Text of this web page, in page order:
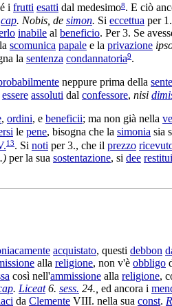
i frutti esatti dal medesimo8. E ciò
cap. Nobis, de simon. Si eccettua per
inabile al beneficio. Per 3. Se
scomunica papale e la privazione
la sentenza condannatoria9.
neppure prima della
essere assoluti dal confessore, nisi
, ordini, e beneficii; ma non già nella
le pene, bisogna che la simonia sia
13. Si noti per 3., che il prezzo
per la sua sostentazione, si dee
acquistato, questi debbon
alla religione, non v'è obbligo
così nell'ammissione alla religione,
. Liceat6. sess. 24., ed ancora i
da Clemente VIII. nella sua const.